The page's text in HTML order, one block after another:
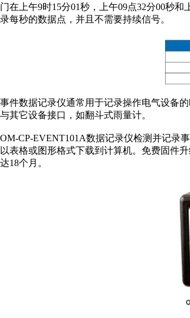
门在上午9时15分01秒，上午09点32分00秒
录每秒的数据点，并且不需要持续信号。
事件数据记录仪通常用于记录操作电气设备
与其它设备接口，如翻斗式雨量计。
OM-CP-EVENT101A数据记录仪检测并记录
以表格或图形格式下载到计算机。免费固件
达18个月。